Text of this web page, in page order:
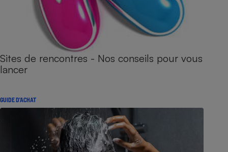
Sites de rencontres - Nos conseils pour vous
lancer
GUIDE D'ACHAT